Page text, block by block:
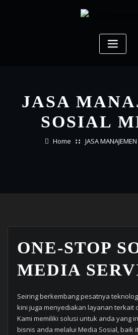
JASA
SOSIAL
Home JASA
ONE-STOP
MEDIA
Seiring berkembang pesatnya
kini juga menyediakan layanan terkait
Kami memiliki solusi untuk anda yang
bisnis anda melalui Media Sosial, baik